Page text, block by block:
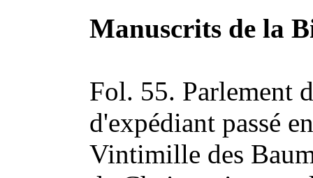
Manuscrits de la
Fol. 55. Parlement
d'expédiant passé
Vintimille des